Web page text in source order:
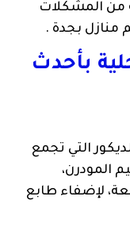
من المشكلات
منازل بجدة .
بأحدث
التي تجمع
المودرن،
لإضفاء طابع